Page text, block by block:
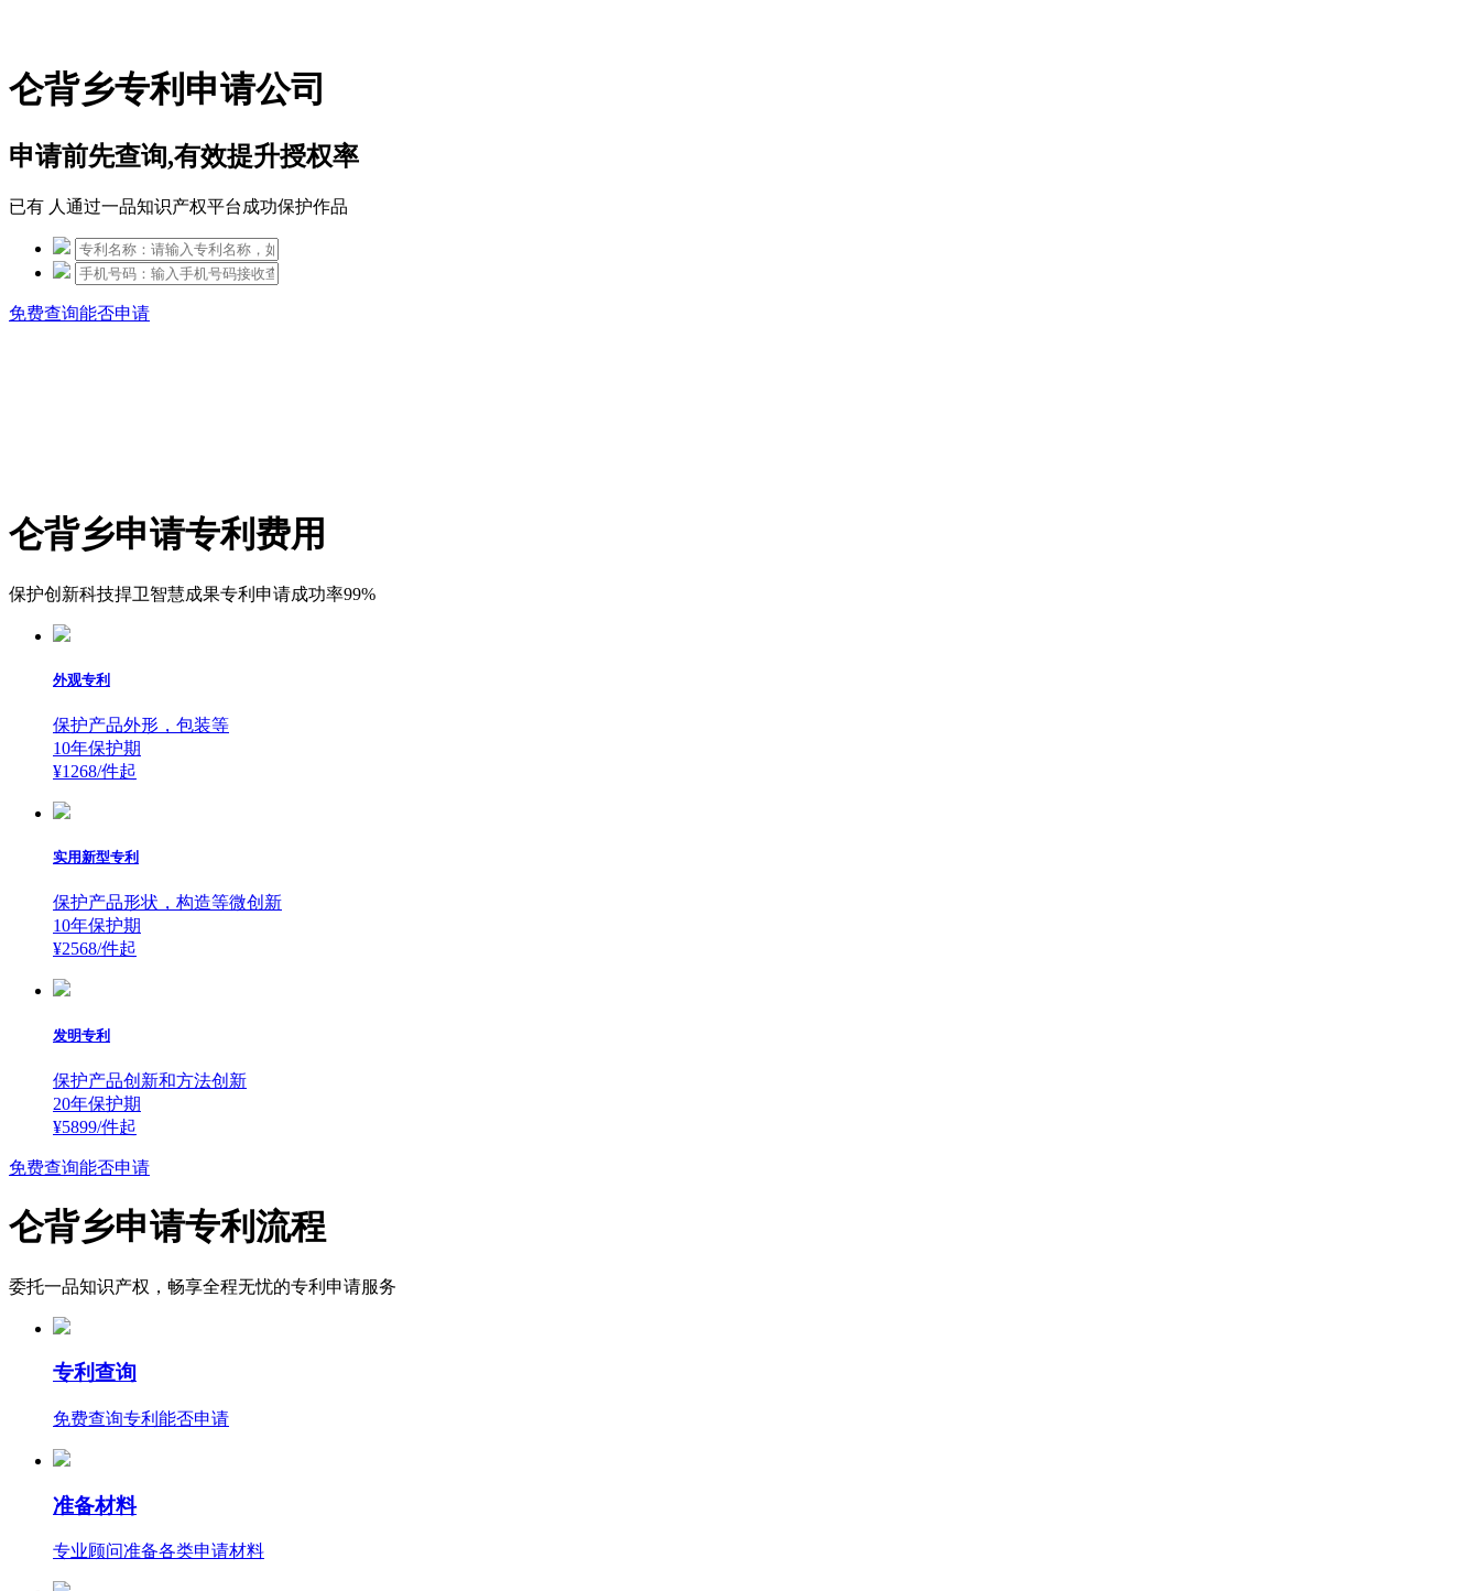
仑背乡专利申请公司
申请前先查询,有效提升授权率
已有 人通过一品知识产权平台成功保护作品
免费查询能否申请
仑背乡申请专利费用
保护创新科技捍卫智慧成果专利申请成功率99%
外观专利
保护产品外形，包装等
10年保护期
¥1268/件起
实用新型专利
保护产品形状，构造等微创新
10年保护期
¥2568/件起
发明专利
保护产品创新和方法创新
20年保护期
¥5899/件起
免费查询能否申请
仑背乡申请专利流程
委托一品知识产权，畅享全程无忧的专利申请服务
专利查询
免费查询专利能否申请
准备材料
专业顾问准备各类申请材料